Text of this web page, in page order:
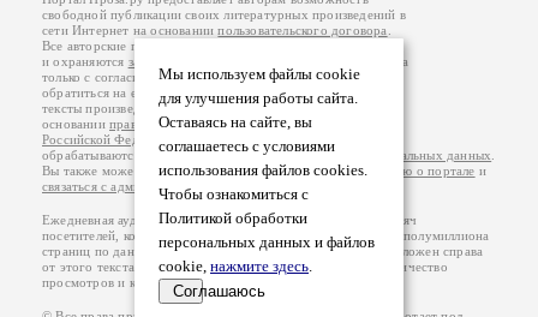
Мы используем файлы cookie
для улучшения работы сайта.
Оставаясь на сайте, вы
соглашаетесь с условиями
использования файлов cookies.
Чтобы ознакомиться с
Политикой обработки
персональных данных и файлов
cookie, нажмите здесь.
Соглашаюсь
свободной публикации своих литературных произведений в
сети Интернет на основаниипользовательского договора
Все авторские права на произведения принадлежат авторам
и охраняются законом
. Перепечатка произведений возможна
только с согласия его автора, к которому вы можете
обратиться на его авторской странице. Ответственность за
тексты произведений авторы несут самостоятельно на
основанииправил публикацииизаконодательства
Российской Федерации
обрабатываются на основанииПолитики обработки персональных данных
Вы также можете посмотреть более подробнуюинформацию о портале и
связаться с администрацией
Ежедневная аудитория портала Проза.ру – порядка 100 тысяч
посетителей, которые в общей сумме просматривают более полумиллиона
страниц по данным счетчика посещаемости, который расположен справа
от этого текста. В каждой графе указано по две цифры: количество
просмотров и количество посетителей.